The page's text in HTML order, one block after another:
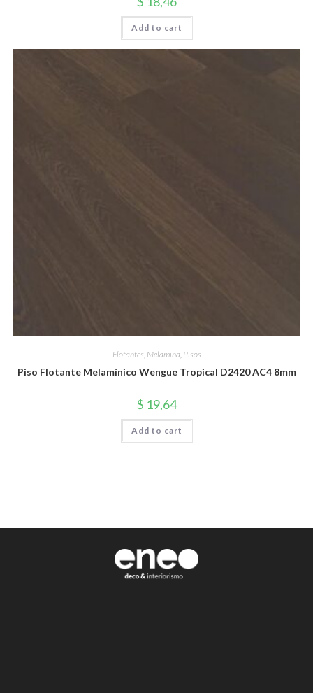
Add to cart
Flotantes Melamina Pisos
Piso Flotante Melamínico Wengue Tropical D2420 AC4 8mm
$ 19,64
Add to cart